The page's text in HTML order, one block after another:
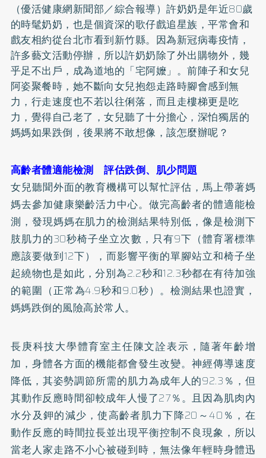
（優活健康網新聞部／綜合報導）許奶奶是年近80歲
的時髦奶奶，也是個資深的歌仔戲追星族，平常會和
戲友相約從台北市看到新竹縣。因為新冠病毒疫情，
許多藝文活動停辦，所以許奶奶除了外出購物外，幾
乎足不出戶，成為道地的「宅阿嬤」。前陣子和女兒
阿姿聚餐時，她不斷向女兒抱怨走路時腳會感到無
力，行走速度也不若以往俐落，而且走樓梯更是吃
力，覺得自己老了，女兒聽了十分擔心，深怕獨居的
媽媽如果跌倒，後果將不敢想像，該怎麼辦呢？
高齡者體適能檢測 評估跌倒、肌少問題
女兒聽聞外面的教育機構可以幫忙評估，馬上帶著媽
媽去參加健康樂齡活力中心。做完高齡者的體適能檢
測，發現媽媽在肌力的檢測結果特別低，像是檢測下
肢肌力的30秒椅子坐立次數，只有9下（體育署標準
應該要做到12下），而影響平衡的單腳站立和椅子坐
起繞物也是如此，分別為2.2秒和12.3秒都在有待加強
的範圍（正常為4.9秒和9.0秒）。檢測結果也證實，
媽媽跌倒的風險高於常人。
長庚科技大學體育室主任陳文詮表示，隨著年齡增
加，身體各方面的機能都會發生改變。神經傳導速度
降低，其姿勢調節所需的肌力為成年人的92.3％，但
其動作反應時間卻較成年人慢了27％。且因為肌肉內
水分及鉀的減少，使高齡者肌力下降20～40％，在
動作反應的時間拉長並出現平衡控制不良現象，所以
當老人家走路不小心被碰到時，無法像年輕時身體迅